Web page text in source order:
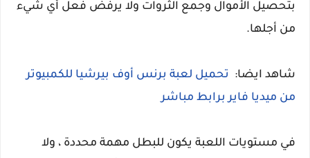
بتحصيل الأموال وجمع الثروات ولا يرفض فعل أي شيء
من أجلها.
شاهد ايضا:
تحميل لعبة برنس أوف بيرشيا للكمبيوتر
من ميديا فاير برابط مباشر
في مستويات اللعبة يكون للبطل مهمة محددة ، ولا